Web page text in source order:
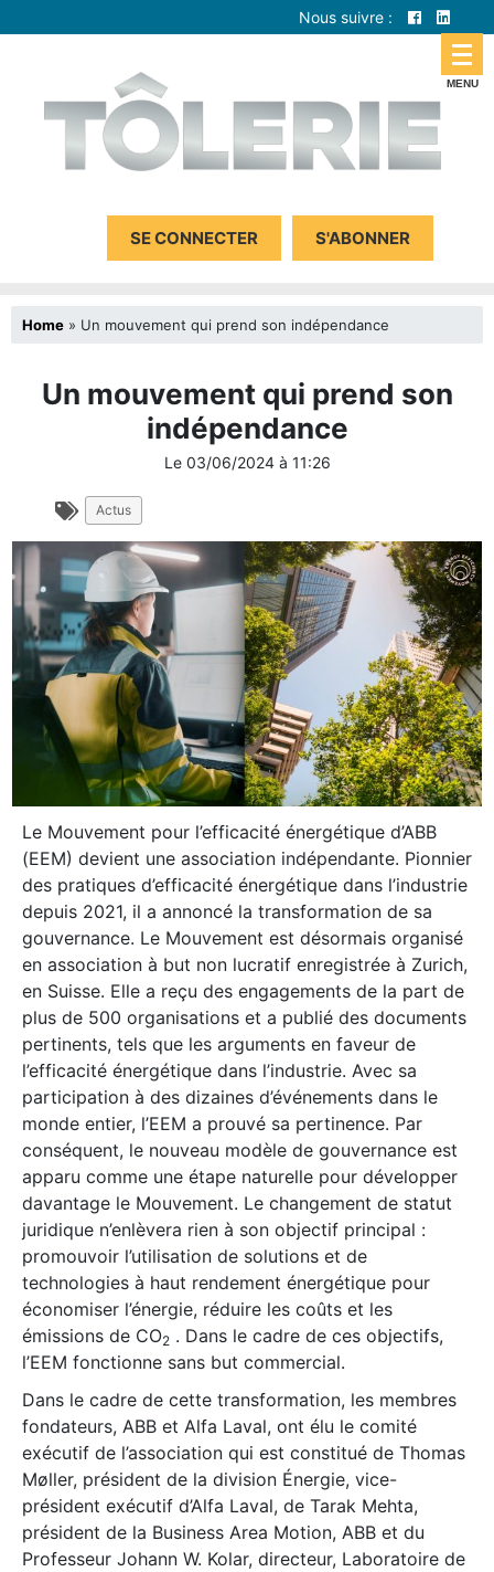
Nous suivre :
SE CONNECTER S'ABONNER
Home » Un mouvement qui prend son indépendance
Un mouvement qui prend son
indépendance
Le03/06/2024 à 11:26
Actus
Le Mouvement pour l’efficacité énergétique d’ABB
(EEM) devient une association indépendante. Pionnier
des pratiques d’efficacité énergétique dans l’industrie
depuis 2021, il a annoncé la transformation de sa
gouvernance. Le Mouvement est désormais organisé
en association à but non lucratif enregistrée à Zurich,
en Suisse. Elle a reçu des engagements de la part de
plus de 500 organisations et a publié des documents
pertinents, tels que les arguments en faveur de
l’efficacité énergétique dans l’industrie. Avec sa
participation à des dizaines d’événements dans le
monde entier, l’EEM a prouvé sa pertinence. Par
conséquent, le nouveau modèle de gouvernance est
apparu comme une étape naturelle pour développer
davantage le Mouvement. Le changement de statut
juridique n’enlèvera rien à son objectif principal :
promouvoir l’utilisation de solutions et de
technologies à haut rendement énergétique pour
économiser l’énergie, réduire les coûts et les
émissions de CO2 . Dans le cadre de ces objectifs,
l’EEM fonctionne sans but commercial.
Dans le cadre de cette transformation, les membres
fondateurs, ABB et Alfa Laval, ont élu le comité
exécutif de l’association qui est constitué de Thomas
Møller, président de la division Énergie, vice-
président exécutif d’Alfa Laval, de Tarak Mehta,
président de la Business Area Motion, ABB et du
Professeur Johann W. Kolar, directeur, Laboratoire de